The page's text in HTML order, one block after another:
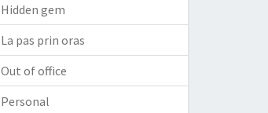
Hidden gem
La pas prin oras
Out of office
Personal